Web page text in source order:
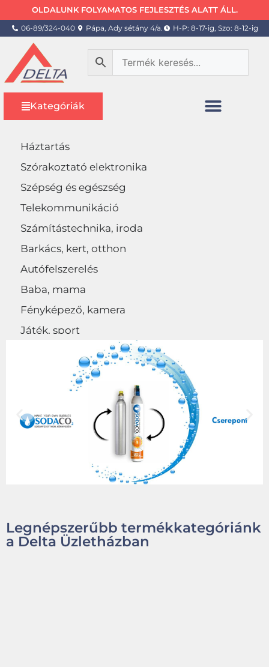
OLDALUNK FOLYAMATOS FEJLESZTÉS ALATT ÁLL.
06-89/324-040 Pápa, Ady sétány 4/a. H-P: 8-17-ig, Szo: 8-12-ig
Kategóriák
Háztartás
Szórakoztató elektronika
Szépség és egészség
Telekommunikáció
Számítástechnika, iroda
Barkács, kert, otthon
Autófelszerelés
Baba, mama
Fényképező, kamera
Játék, sport
Legnépszerűbb termékkategóriánk
a Delta Üzletházban